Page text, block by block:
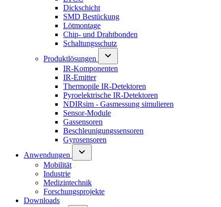
Dickschicht
SMD Bestückung
Lötmontage
Chip- und Drahtbonden
Schaltungsschutz
Produktlösungen
IR-Komponenten
IR-Emitter
Thermopile IR-Detektoren
Pyroelektrische IR-Detektoren
NDIRsim - Gasmessung simulieren
Sensor-Module
Gassensoren
Beschleunigungssensoren
Gyrosensoren
Anwendungen
Mobilität
Industrie
Medizintechnik
Forschungsprojekte
Downloads